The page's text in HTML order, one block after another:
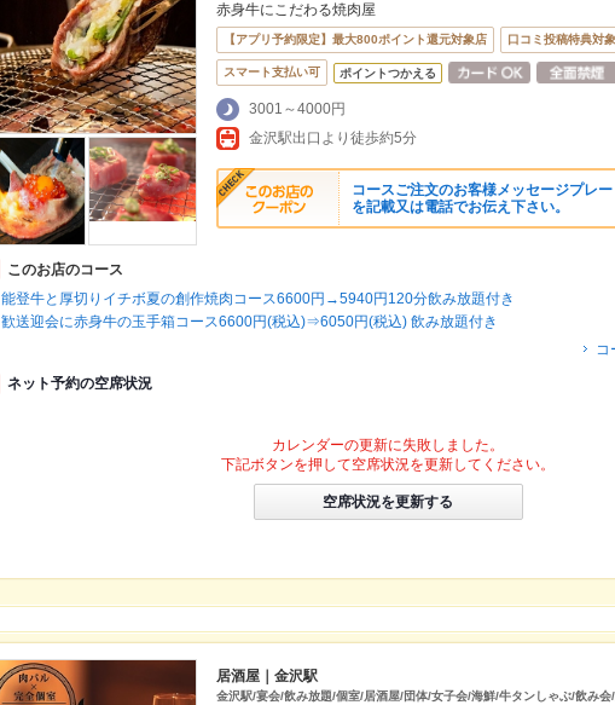
赤身牛にこだわる焼肉屋
【アプリ予約限定】最大800ポイント還元対象店 口コミ投稿特典対
スマート支払い可 ポイントつかえる
3001～4000円
金沢駅出口より徒歩約5分
コースご注文のお客様メッセージプレ
を記載又は電話でお伝え下さい。
このお店のコース
能登牛と厚切りイチボ夏の創作焼肉コース6600円→5940円120分飲み放題付き
歓送迎会に赤身牛の玉手箱コース6600円(税込)⇒6050円(税込) 飲み放題付き
コ
ネット予約の空席状況
カレンダーの更新に失敗しました。
下記ボタンを押して空席状況を更新してください。
空席状況を更新する
居酒屋｜金沢駅
金沢駅/宴会/飲み放題/個室/居酒屋/団体/女子会/海鮮/牛タンしゃぶ/飲み会